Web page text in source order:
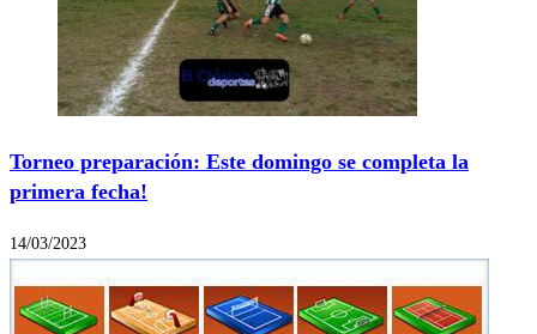
Torneo preparación: Este domingo se completa la
primera fecha!
14/03/2023